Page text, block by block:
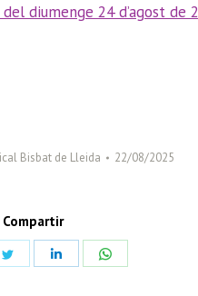
diumenge 24 d’agost de 2
Bisbat de Lleida 22/08/2025
Compartir
Share
Share